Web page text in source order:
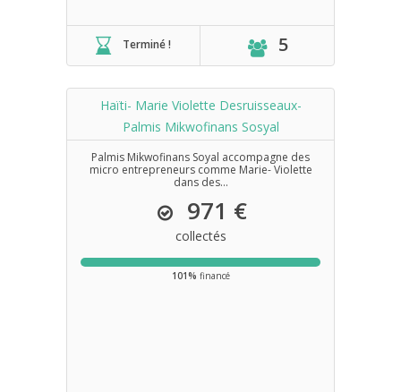
Terminé ! 5
Haïti- Marie Violette Desruisseaux-
Palmis Mikwofinans Sosyal
Palmis Mikwofinans Soyal accompagne des
micro entrepreneurs comme Marie- Violette
dans des...
971 €
collectés
101% financé